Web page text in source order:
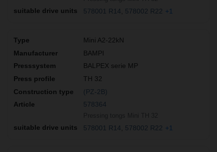
578001 R14 578002 R22 +1
Mini A2-22kN
BAMPI
BALPEX serie MP
TH 32
(PZ-2B)
578364
578001 R14 578002 R22 +1